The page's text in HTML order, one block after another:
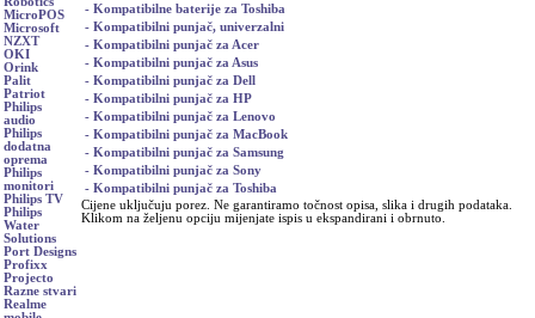
MicroPOS
Microsoft
NZXT
OKI
Orink
Palit
Patriot
Philips
audio
Philips
dodatna
oprema
Philips
monitori
Philips TV
Philips
Water
Solutions
Port Designs
Profixx
Projecto
Razne stvari
Realme
- Kompatibilne baterije za Toshiba
- Kompatibilni punjač, univerzalni
- Kompatibilni punjač za Acer
- Kompatibilni punjač za Asus
- Kompatibilni punjač za Dell
- Kompatibilni punjač za HP
- Kompatibilni punjač za Lenovo
- Kompatibilni punjač za MacBook
- Kompatibilni punjač za Samsung
- Kompatibilni punjač za Sony
- Kompatibilni punjač za Toshiba
Cijene uključuju porez. Ne garantiramo točnost opisa, slika i drugih podataka.
Klikom na željenu opciju mijenjate ispis u ekspandirani i obrnuto.